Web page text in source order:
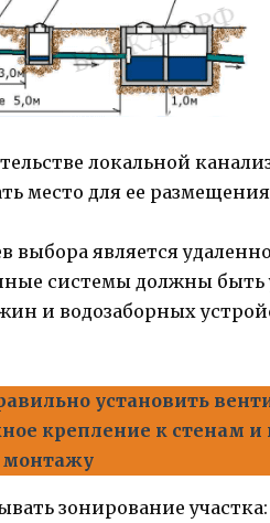
локальной
место для ее
является
системы должны быть
и водозаборных
установить
крепление к стенам и
монтажу
зонирование